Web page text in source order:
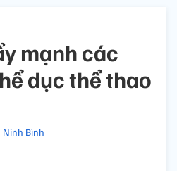
mạnh các
dục thể thao
Ninh Bình